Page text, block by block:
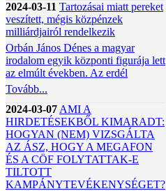
2024-03-11 Tartozásai miatt pereket
veszített, mégis közpénzek
milliárdjairól rendelkezik
Orbán János Dénes a magyar
irodalom egyik központi figurája lett
az elmúlt években. Az erdél
Tovább...
2024-03-07 AMI A
HIRDETÉSEKBŐL KIMARADT:
HOGYAN (NEM) VIZSGÁLTA
AZ ÁSZ, HOGY A MEGAFON
ÉS A CÖF FOLYTATTAK-E
TILTOTT
KAMPÁNYTEVÉKENYSÉGET?